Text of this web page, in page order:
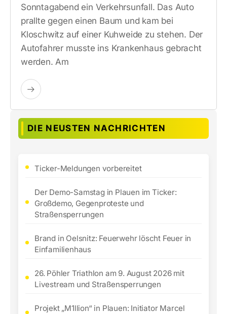
Sonntagabend ein Verkehrsunfall. Das Auto
prallte gegen einen Baum und kam bei
Kloschwitz auf einer Kuhweide zu stehen. Der
Autofahrer musste ins Krankenhaus gebracht
werden. Am
DIE NEUSTEN NACHRICHTEN
Ticker-Meldungen vorbereitet
Der Demo-Samstag in Plauen im Ticker:
Großdemo, Gegenproteste und
Straßensperrungen
Brand in Oelsnitz: Feuerwehr löscht Feuer in
Einfamilienhaus
26. Pöhler Triathlon am 9. August 2026 mit
Livestream und Straßensperrungen
Projekt „M1llion“ in Plauen: Initiator Marcel